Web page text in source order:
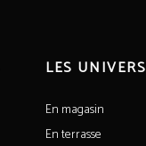
LES UNIVERS
En magasin
En terrasse